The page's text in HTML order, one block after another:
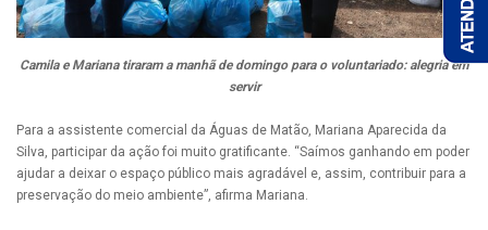
Camila e Mariana tiraram a manhã de domingo para o voluntariado: alegria em
servir
Para a assistente comercial da Águas de Matão, Mariana Aparecida da
Silva, participar da ação foi muito gratificante. “Saímos ganhando em poder
ajudar a deixar o espaço público mais agradável e, assim, contribuir para a
preservação do meio ambiente”, afirma Mariana.